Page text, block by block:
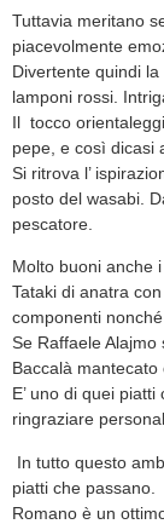
Tuttavia meritano
piacevolmente
Divertente quindi
lamponi rossi.
Il tocco
pepe, e così dicasi
Si ritrova l’
posto del wasabi.
pescatore.
Molto buoni anche
Tataki di anatra
componenti
Se Raffaele
Baccalà
E’ uno di quei
ringraziare
In tutto questo
piatti che passano.
Romano è un